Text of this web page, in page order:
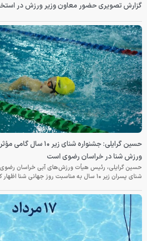
گزارش تصویری حضور معاون وزیر ورزش در استخر
حسین گرایلی: جشنواره شنای
ورزش شنا در خراسان رضوی است
حسین گرایلی، رئیس هیأت ورزش‌های آبی خراسان رضوی،
شنای پسران زیر ۱۰ سال به مناسبت روز جهانی شنا اظهار کرد: این جشنواره روز جمعه‌ ۱۶